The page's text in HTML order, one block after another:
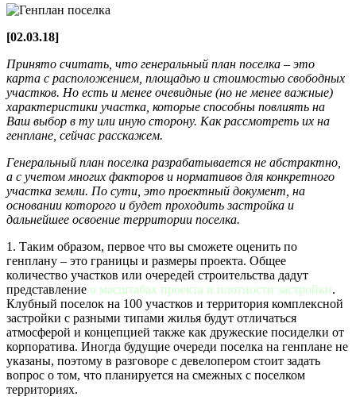
[02.03.18]
Принято считать, что генеральный план поселка – это
карта с расположением, площадью и стоимостью свободных
участков. Но есть и менее очевидные (но не менее важные)
характеристики участка, которые способны повлиять на
Ваш выбор в ту или иную сторону. Как рассмотреть их на
генплане, сейчас расскажем.
Генеральный план поселка разрабатывается не абстрактно,
а с учетом многих факторов и нормативов для конкретного
участка земли. По сути, это проектный документ, на
основании которого и будет проходить застройка и
дальнейшее освоение территории поселка.
1. Таким образом, первое что вы сможете оценить по
генплану – это границы и размеры проекта. Общее
количество участков или очередей строительства дадут
представление о масштабах проекта и плотности застройки.
Клубный поселок на 100 участков и территория комплексной
застройки с разными типами жилья будут отличаться
атмосферой и концепцией также как дружеские посиделки от
корпоратива. Иногда будущие очереди поселка на генплане не
указаны, поэтому в разговоре с девелопером стоит задать
вопрос о том, что планируется на смежных с поселком
территориях.